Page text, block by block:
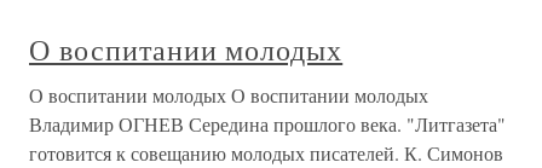
О воспитании молодых
О воспитании молодых О воспитании молодых
Владимир ОГНЕВ Середина прошлого века. "Литгазета"
готовится к совещанию молодых писателей. К. Симонов